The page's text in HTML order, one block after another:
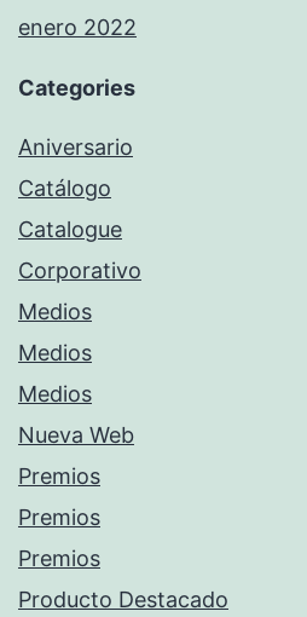
enero 2022
Categories
Aniversario
Catálogo
Catalogue
Corporativo
Medios
Medios
Medios
Nueva Web
Premios
Premios
Premios
Producto Destacado